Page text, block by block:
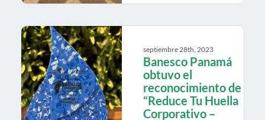
septiembre 28th, 2023
Banesco Panamá
obtuvo el
reconocimiento de
“Reduce Tu Huella
Corporativo –